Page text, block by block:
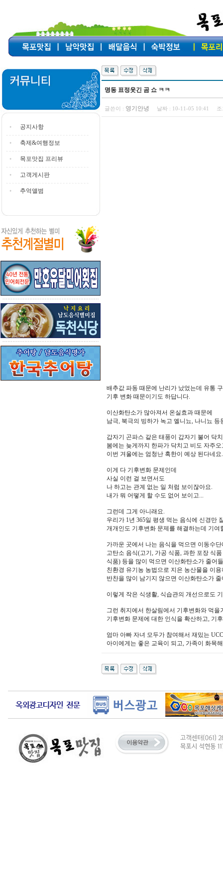
공지사항
축제&여행정보
목포맛집 프리뷰
고객게시판
추억앨범
명동 표정웃긴 곰 쇼 ㅋㅋ
글쓴이 : 영기안녕 날짜 : 10-11-05 10:41
배추값 파동 때문에 난리가 났었는데 유통
기후 변화 때문이기도 하답니다.
이산화탄소가 많아져서 온실효과 때문에
남극, 북극의 빙하가 녹고 엘니뇨, 나니뇨 등
갑자기 곤파스 같은 태풍이 갑자기 불어 닥
봄에는 늦게까지 한파가 닥치고 비도 자주오
이번 겨울에는 엄청난 혹한이 예상 된다네요
이게 다 기후변화 문제인데
사실 이런 걸 보면서도
나 하고는 관계 없는 일 처럼 보이잖아요.
내가 뭐 어떻게 할 수도 없어 보이고...
그런데 그게 아니래요.
우리가 1년 365일 평생 먹는 음식에 신경만
개개인도 기후변화 문제를 해결하는데 기여
가까운 곳에서 나는 음식을 먹으면 이동수
고탄소 음식(고기, 가공 식품, 과한 포장 식
식품) 등을 많이 먹으면 이산화탄소가 줄어
친환경 유기농 농법으로 지은 농산물을 이
반찬을 많이 남기지 않으면 이산화탄소가
이렇게 작은 식생활, 식습관의 개선으로도
그런 취지에서 한살림에서 기후변화와 먹
기후변화 문제에 대한 인식을 확산하고, 기
엄마 아빠 자녀 모두가 참여해서 재밌는
아이에게는 좋은 교육이 되고, 가족이 화목